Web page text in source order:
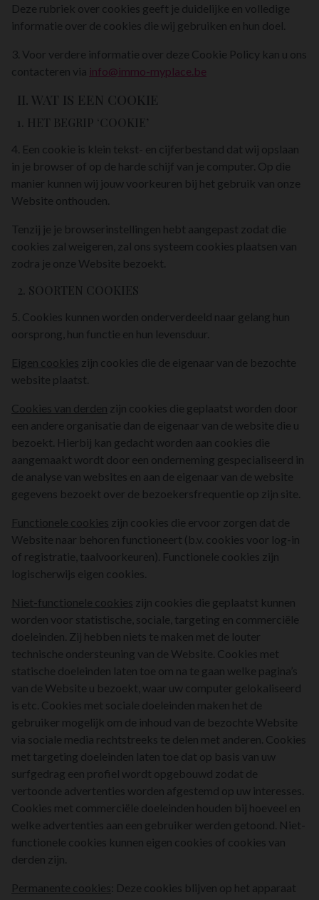
Deze rubriek over cookies geeft je duidelijke en volledige
informatie over de cookies die wij gebruiken en hun doel.
3. Voor verdere informatie over deze Cookie Policy kan u ons
contacteren via info@immo-myplace.be
II. WAT IS EEN COOKIE
1. HET BEGRIP ‘COOKIE’
4. Een cookie is klein tekst- en cijferbestand dat wij opslaan
in je browser of op de harde schijf van je computer. Op die
manier kunnen wij jouw voorkeuren bij het gebruik van onze
Website onthouden.
Tenzij je je browserinstellingen hebt aangepast zodat die
cookies zal weigeren, zal ons systeem cookies plaatsen van
zodra je onze Website bezoekt.
2. SOORTEN COOKIES
5. Cookies kunnen worden onderverdeeld naar gelang hun
oorsprong, hun functie en hun levensduur.
Eigen cookies zijn cookies die de eigenaar van de bezochte
website plaatst.
Cookies van derden zijn cookies die geplaatst worden door
een andere organisatie dan de eigenaar van de website die u
bezoekt. Hierbij kan gedacht worden aan cookies die
aangemaakt wordt door een onderneming gespecialiseerd in
de analyse van websites en aan de eigenaar van de website
gegevens bezoekt over de bezoekersfrequentie op zijn site.
Functionele cookies zijn cookies die ervoor zorgen dat de
Website naar behoren functioneert (b.v. cookies voor log-in
of registratie, taalvoorkeuren). Functionele cookies zijn
logischerwijs eigen cookies.
Niet-functionele cookies zijn cookies die geplaatst kunnen
worden voor statistische, sociale, targeting en commerciële
doeleinden. Zij hebben niets te maken met de louter
technische ondersteuning van de Website. Cookies met
statische doeleinden laten toe om na te gaan welke pagina’s
van de Website u bezoekt, waar uw computer gelokaliseerd
is etc. Cookies met sociale doeleinden maken het de
gebruiker mogelijk om de inhoud van de bezochte Website
via sociale media rechtstreeks te delen met anderen. Cookies
met targeting doeleinden laten toe dat op basis van uw
surfgedrag een profiel wordt opgebouwd zodat de
vertoonde advertenties worden afgestemd op uw interesses.
Cookies met commerciële doeleinden houden bij hoeveel en
welke advertenties aan een gebruiker werden getoond. Niet-
functionele cookies kunnen eigen cookies of cookies van
derden zijn.
Permanente cookies : Deze cookies blijven op het apparaat